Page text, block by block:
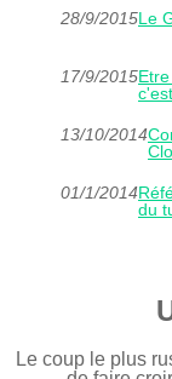
28/9/2015Le
17/9/2015
13/10/2014
01/1/2014
du
Le coup le plus